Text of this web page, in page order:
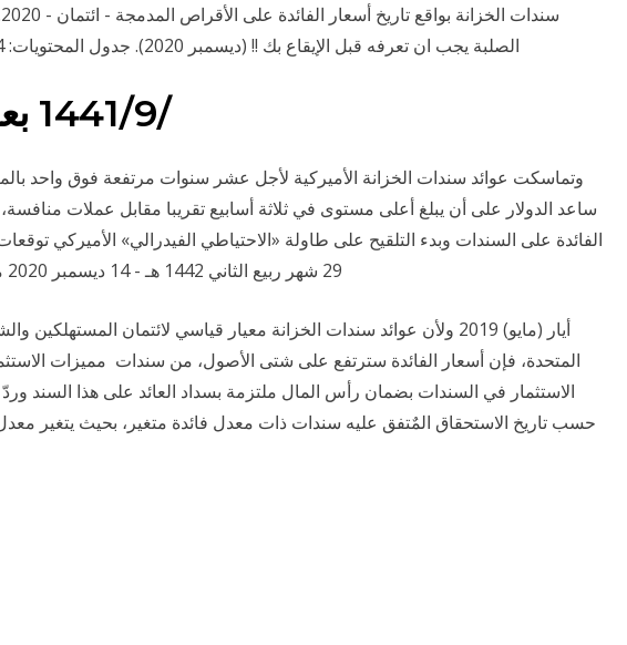
الصلبة يجب ان تعرفه قبل الإيقاع بك !! (ديسمبر 2020). جدول المحتويات: 14‏‏/9‏‏/1438 بعد الهجرة
8‏‏/9‏‏/1441 بعد الهجرة
ساعد الدولار على أن يبلغ أعلى مستوى في ثلاثة أسابيع تقريبا مقابل عملات
الفائدة على السندات وبدء التلقيح على طاولة «الاحتياطي الفيدرالي» الأميركي
29 شهر ربيع الثاني 1442 هـ - 14 ديسمبر 2020 مـ رقم العدد [ 15357]
المتحدة، فإن أسعار الفائدة سترتفع على شتى الأصول، من سندات مميزات
الاستثمار في السندات بضمان رأس المال ملتزمة بسداد العائد على هذا السند
حسب تاريخ الاستحقاق المٌتفق عليه سندات ذات معدل فائدة متغير، بحيث يتغير